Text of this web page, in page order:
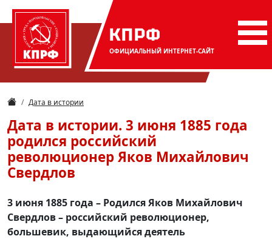
КПРФ
ОФИЦИАЛЬНЫЙ ИНТЕРНЕТ-САЙТ
Дата в истории
Дата в истории. 3 июня 1885 года
родился российский
революционер Яков Михайлович
Свердлов
3 июня 1885 года – Родился Яков Михайлович
Свердлов – российский революционер,
большевик, выдающийся деятель